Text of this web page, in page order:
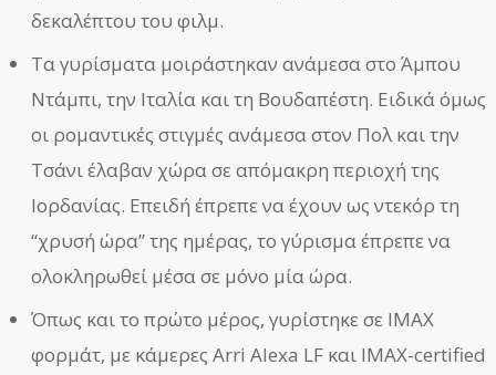
δεκαλέπτου του φιλμ.
Τα γυρίσματα μοιράστηκαν ανάμεσα στο Άμπου
Ντάμπι, την Ιταλία και τη Βουδαπέστη. Ειδικά όμως
οι ρομαντικές στιγμές ανάμεσα στον Πολ και την
Τσάνι έλαβαν χώρα σε απόμακρη περιοχή της
Ιορδανίας. Επειδή έπρεπε να έχουν ως ντεκόρ τη
“χρυσή ώρα” της ημέρας, το γύρισμα έπρεπε να
ολοκληρωθεί μέσα σε μόνο μία ώρα.
Όπως και το πρώτο μέρος, γυρίστηκε σε IMAX
φορμάτ, με κάμερες Arri Alexa LF και IMAX-certified